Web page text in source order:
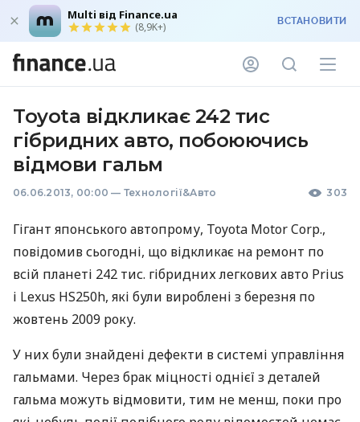
Multi від Finance.ua
(8,9K+) ВСТАНОВИТИ
Toyota відкликає 242 тис
гібридних авто, побоюючись
відмови гальм
06.06.2013, 00:00 — Технології&Авто 303
Гігант японського автопрому, Toyota Motor Corp.,
повідомив сьогодні, що відкликає на ремонт по
всій планеті 242 тис. гібридних легкових авто Prius
і Lexus HS250h, які були вироблені з березня по
жовтень 2009 року.
У них були знайдені дефекти в системі управління
гальмами. Через брак міцності однієї з деталей
гальма можуть відмовити, тим не менш, поки про